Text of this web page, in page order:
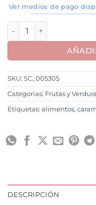
Ver medios de pago
Bananitas M1 Sprinkles
SKU: SC_005305
Categorías: Frutas y
Etiquetas: alimentos,
DESCRIPCIÓN